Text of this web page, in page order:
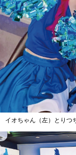
イオちゃん（左）とりつ